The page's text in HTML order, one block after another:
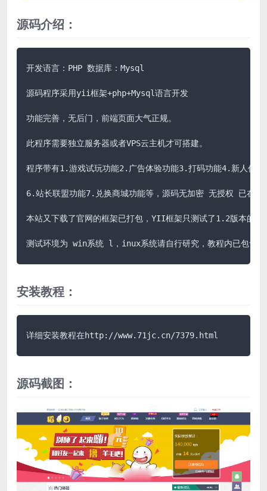
源码介绍：
开发语言：PHP 数据库：Mysql
源码程序采用yii框架+php+Mysql语言开发
功能完善，无后门，前端页面大气正规。
此程序需要独立服务器或者VPS云主机才可搭建。
程序带有1.游戏试玩功能2.广告体验功能3.打码功能4.新人任
6.站长联盟功能7.兑换商城功能等，源码无加密 无授权 已在
本站又下载了官网的框架已打包，YII框架只测试了1.2版本的
测试环境为 win系统 l，inux系统请自行研究，教程内已包含
安装教程：
详细安装教程在http://www.71jc.cn/7379.html
源码截图：